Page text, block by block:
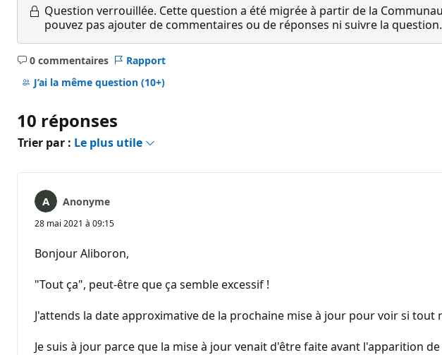
Question verrouillée. Cette question a été migrée à partir de la
pouvez pas ajouter de commentaires ou de réponses ni suivre la question.
0 commentaires
Aucun
commentaire
Rapport
J’ai la même question (10+)
10 réponses
Trier par : Le plus utile
Anonyme
28 mai 2021 à 09:15
Bonjour Aliboron,
"Tout ça", peut-être que ça semble excessif !
J'attends la date approximative de la prochaine mise à jour pour voir si tout
Je suis à jour parce que la mise à jour venait d'être faite avant l'apparition